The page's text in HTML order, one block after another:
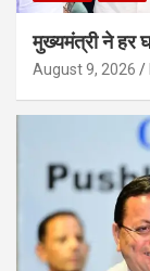
मुख्यमंत्री ने हर
August 9, 2026